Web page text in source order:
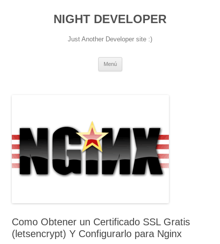
NIGHT DEVELOPER
Just Another Developer site :)
Menú
Como Obtener un Certificado SSL Gratis
(letsencrypt) Y Configurarlo para Nginx